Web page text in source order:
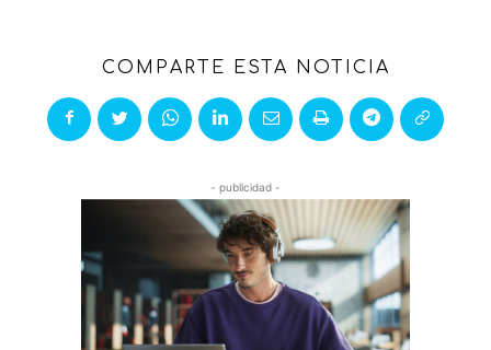
COMPARTE ESTA NOTICIA
- publicidad -